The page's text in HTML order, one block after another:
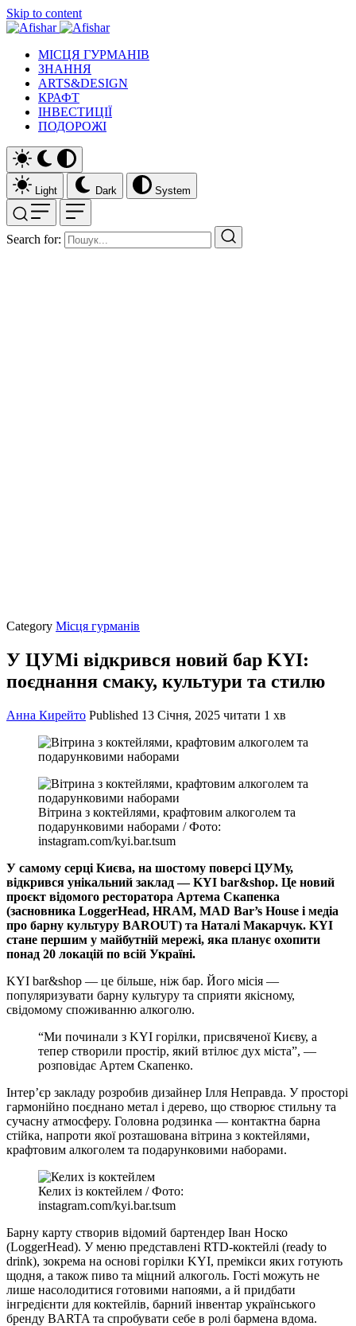
Skip to content
МІСЦЯ ГУРМАНІВ
ЗНАННЯ
ARTS&DESIGN
КРАФТ
ІНВЕСТИЦІЇ
ПОДОРОЖІ
Light Dark System
Search for:
Category Місця гурманів
У ЦУМі відкрився новий бар KYI:
поєднання смаку, культури та стилю
Анна Кирейто Published 13 Січня, 2025 читати 1 хв
Вітрина з коктейлями, крафтовим алкоголем та
подарунковими наборами / Фото:
instagram.com/kyi.bar.tsum
У самому серці Києва, на шостому поверсі ЦУМу,
відкрився унікальний заклад — KYI bar&shop. Це новий
проєкт відомого ресторатора Артема Скапенка
(засновника LoggerHead, HRAM, MAD Bar’s House і медіа
про барну культуру BAROUT) та Наталі Макарчук. KYI
стане першим у майбутній мережі, яка планує охопити
понад 20 локацій по всій Україні.
KYI bar&shop — це більше, ніж бар. Його місія —
популяризувати барну культуру та сприяти якісному,
свідомому споживанню алкоголю.
“Ми починали з KYI горілки, присвяченої Києву, а
тепер створили простір, який втілює дух міста”, —
розповідає Артем Скапенко.
Інтер’єр закладу розробив дизайнер Ілля Неправда. У просторі
гармонійно поєднано метал і дерево, що створює стильну та
сучасну атмосферу. Головна родзинка — контактна барна
стійка, напроти якої розташована вітрина з коктейлями,
крафтовим алкоголем та подарунковими наборами.
Келих із коктейлем / Фото:
instagram.com/kyi.bar.tsum
Барну карту створив відомий бартендер Іван Носко
(LoggerHead). У меню представлені RTD-коктейлі (ready to
drink), зокрема на основі горілки KYI, премікси яких готують
щодня, а також пиво та міцний алкоголь. Гості можуть не
лише насолодитися готовими напоями, а й придбати
інгредієнти для коктейлів, барний інвентар українського
бренду BARTA та спробувати себе в ролі бармена вдома.